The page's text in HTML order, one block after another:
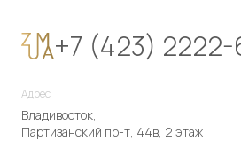
+7 (423)
Адрес
Владивосток,
Партизанский пр-т, 44в, 2 этаж